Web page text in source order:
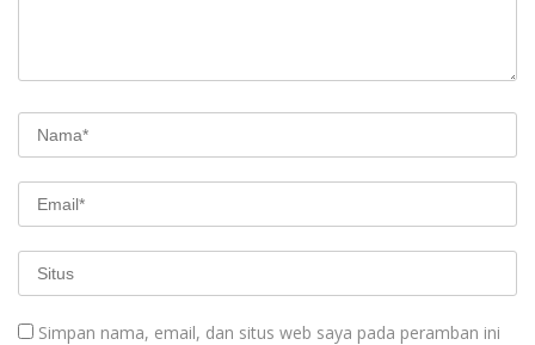
Simpan nama, email, dan situs web saya pada peramban ini